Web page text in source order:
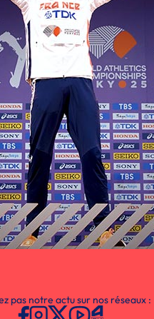
pas notre actu sur nos réseaux :